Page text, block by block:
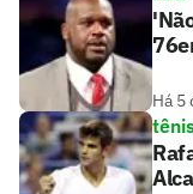
Há 5